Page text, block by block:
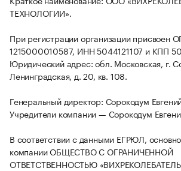
ТЕХНОЛОГИИ».
При регистрации организации присвоен
1215000010587, ИНН 5044121107 и КПП
Юридический адрес: обл. Московская, г.
Ленинградская, д. 20, кв. 108.
Генеральный директор: Сорокодум
Учредители компании — Сорокодум
В соответствии с данными ЕГРЮЛ,
компании ОБЩЕСТВО С ОГРАНИЧЕННОЙ
ОТВЕТСТВЕННОСТЬЮ